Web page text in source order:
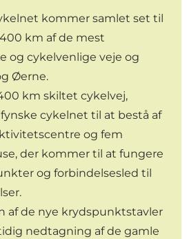
kommer samlet set til
km af de mest
og cykelvenlige veje og
Øerne.
km skiltet cykelvej,
cykelnet til at bestå af
og fem
der kommer til at fungere
og forbindelsesled til
af de nye krydspunktstavler
nedtagning af de gamle